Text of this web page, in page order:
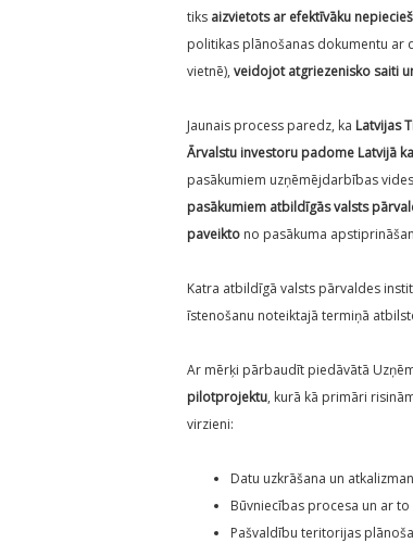
tiks aizvietots ar efektīvāku
politikas plānošanas dokumentu ar
vietnē), veidojot atgriezenisko saiti
Jaunais process paredz, ka Latvijas
Ārvalstu investoru padome Latvijā
pasākumiem uzņēmējdarbības
pasākumiem atbildīgās valsts
paveikto no pasākuma
Katra atbildīgā valsts pārvaldes
īstenošanu noteiktajā termiņā
Ar mērķi pārbaudīt piedāvātā
pilotprojektu, kurā kā primāri
virzieni:
Datu uzkrāšana un
Būvniecības procesa un ar
Pašvaldību teritorijas